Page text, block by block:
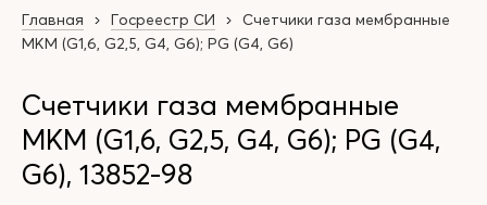
Главная Госреестр СИ
Счетчики газа мембранные
MKM (G1,6, G2,5, G4, G6); PG (G4, G6)
Счетчики газа мембранные
MKM (G1,6, G2,5, G4, G6); PG (G4,
G6), 13852-98